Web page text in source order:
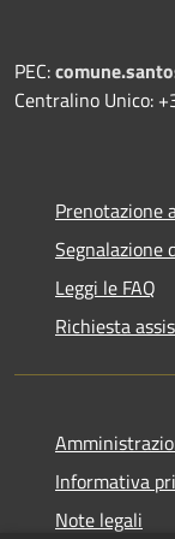
PEC:
Centralino Unico:
Prenotazione
Segnalazione
Leggi le FAQ
Richiesta
Informativa
Note legali